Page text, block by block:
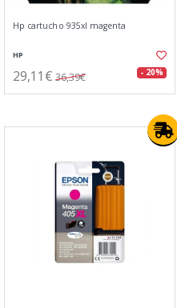
Hp cartucho 935xl magenta
HP
29,11€ 36,39€ - 20%